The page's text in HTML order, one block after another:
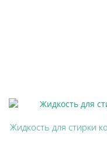
Жидкость для стирки